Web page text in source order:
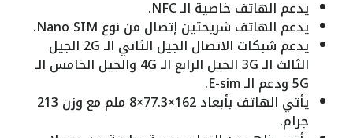
يدعم الهاتف خاصية الـ NFC.
يدعم الهاتف شريحتين إتصال من نوع Nano SIM.
يدعم شبكات الاتصال الجيل الثاني الـ 2G الجيل
الثالث الـ 3G الجيل الرابع الـ 4G والجيل الخامس الـ
5G ودعم الـ E-sim.
يأتي الهاتف بأبعاد 162×77.3×8 ملم مع وزن 213
جرام.